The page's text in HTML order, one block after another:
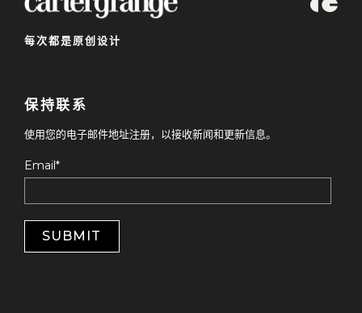
每次都是原创设计
保持联系
使用您的电子邮件地址注册，以接收新闻和更新信息。
Email*